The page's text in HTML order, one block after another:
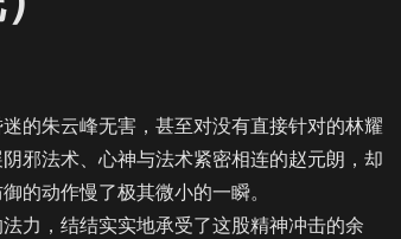
朱云峰无害，甚至对没有直接针对的林耀
邪法术、心神与法术紧密相连的赵元朗，却
的动作慢了极其微小的一瞬。
，结结实实地承受了这股精神冲击的余